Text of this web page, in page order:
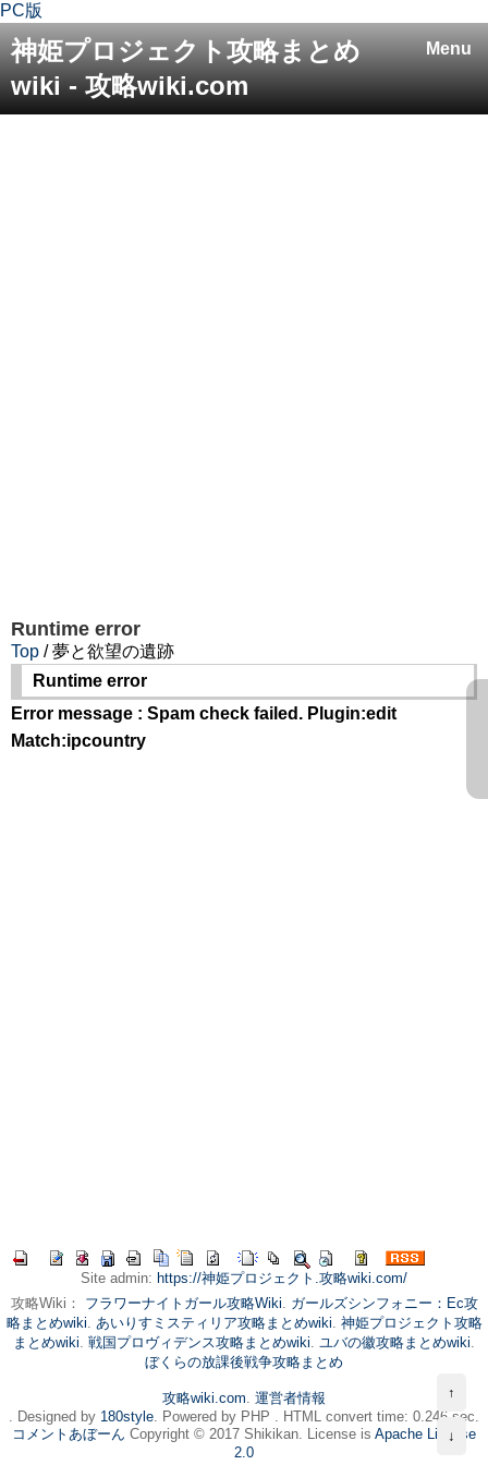
PC版
Menu
神姫プロジェクト攻略まとめ
wiki - 攻略wiki.com
Runtime error
Top / 夢と欲望の遺跡
Runtime error
Error message : Spam check failed. Plugin:edit
Match:ipcountry
Site admin: https://神姫プロジェクト.攻略wiki.com/
攻略Wiki： フラワーナイトガール攻略Wiki. ガールズシンフォニー：Ec攻
略まとめwiki. あいりすミスティリア攻略まとめwiki. 神姫プロジェクト攻略
まとめwiki. 戦国プロヴィデンス攻略まとめwiki. ユバの徽攻略まとめwiki.
ぼくらの放課後戦争攻略まとめ
攻略wiki.com. 運営者情報
. Designed by 180style. Powered by PHP . HTML convert time: 0.246 sec.
コメントあぼーん Copyright © 2017 Shikikan. License is Apache License
2.0
↑
↓